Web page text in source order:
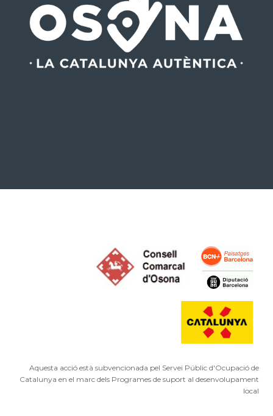
Aquesta acció està subvencionada pel Servei Públic d'Ocupació de
Catalunya en el marc dels Programes de suport al desenvolupament
local